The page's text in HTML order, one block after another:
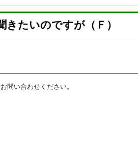
きたいのですが（Ｆ）
問い合わせください。